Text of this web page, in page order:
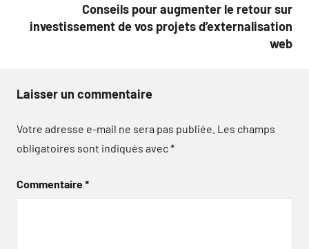
Conseils pour augmenter le retour sur
investissement de vos projets d’externalisation
web
Laisser un commentaire
Votre adresse e-mail ne sera pas publiée. Les champs
obligatoires sont indiqués avec*
Commentaire*